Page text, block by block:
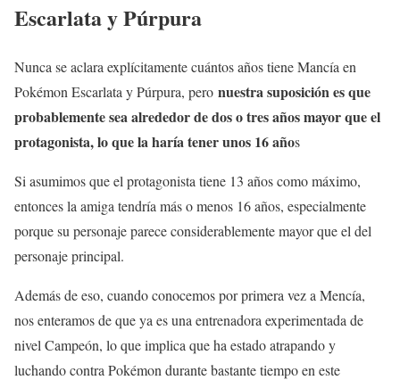
Escarlata y Púrpura
Nunca se aclara explícitamente cuántos años tiene Mancía en
Pokémon Escarlata y Púrpura, pero nuestra suposición es que
probablemente sea alrededor de dos o tres años mayor que el
protagonista, lo que la haría tener unos 16 años
Si asumimos que el protagonista tiene 13 años como máximo,
entonces la amiga tendría más o menos 16 años, especialmente
porque su personaje parece considerablemente mayor que el del
personaje principal.
Además de eso, cuando conocemos por primera vez a Mencía,
nos enteramos de que ya es una entrenadora experimentada de
nivel Campeón, lo que implica que ha estado atrapando y
luchando contra Pokémon durante bastante tiempo en este